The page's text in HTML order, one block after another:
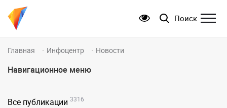
Поиск
Главная Инфоцентр Новости
Навигационное меню
Все публикации 3316